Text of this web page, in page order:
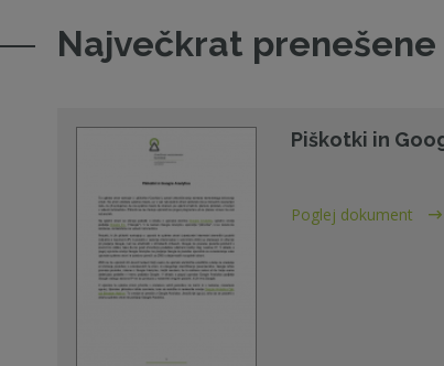
Največkrat prenešene
Piškotki in
Poglej dokument